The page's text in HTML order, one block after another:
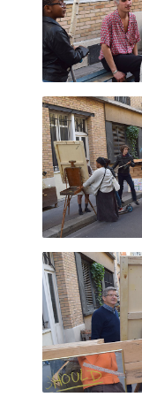
2023 novembre
2023 octobre
2023 septembre
2023 juillet
2023 août
2023 juin
2023 mai
2023 avril
2023 mars
2023 février
2023 janvier